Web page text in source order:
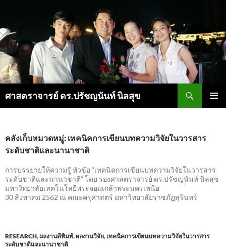
ศาสตราจารย์ ดร.ปรัชญนันท์ นิลสุข
เนื้อหา
คลังเก็บหมวดหมู่: เทคนิคการเขียนบทความวิจัยในวารสาร
ระดับชาติและนานาชาติ
การบรรยายให้ความรู้ หัวข้อ “เทคนิคการเขียนบทความวิจัยในวารสาร
ระดับชาติและนานาชาติ” โดย รองศาสตราจารย์ ดร.ปรัชญนันท์ นิลสุข
มหาวิทยาลัยเทคโนโลยีพระจอมเกล้าพระนครเหนือ
30 สิงหาคม 2562 ณ คณะครุศาสตร์ มหาวิทยาลัยราชภัฏสุรินทร์
RESEARCH,ผลงานตีพิมพ์,ผลงานวิจัย, เทคนิคการเขียนบทความวิจัยในวารสาร
ระดับชาติและนานาชาติ